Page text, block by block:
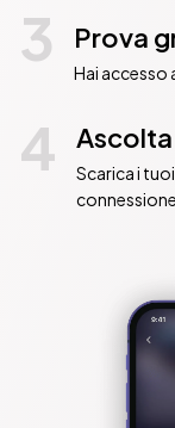
3 Prova
Hai accesso
4
Scarica i